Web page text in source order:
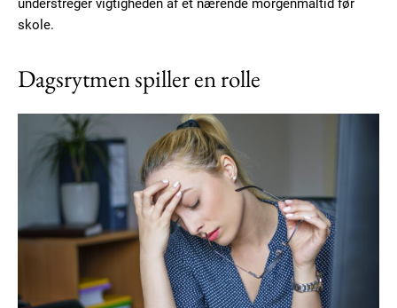
understreger vigtigheden af et nærende morgenmåltid før
skole.
Dagsrytmen spiller en rolle